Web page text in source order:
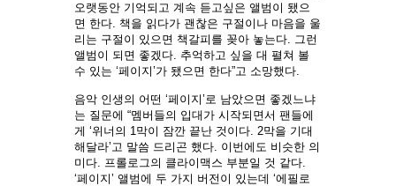
오랫동안 기억되고 계속 듣고싶은 앨범이 됐으
면 한다. 책을 읽다가 괜찮은 구절이나 마음을 울
리는 구절이 있으면 책갈피를 꽂아 놓는다. 그런
앨범이 되면 좋겠다. 추억하고 싶을 대 펼쳐 볼
수 있는 ‘페이지’가 됐으면 한다”고 소망했다.
음악 인생의 어떤 ‘페이지’로 남았으면 좋겠느냐
는 질문에 “멤버들의 입대가 시작되면서 팬들에
게 ‘위너의 1막이 잠깐 끝난 것이다. 2막을 기대
해달라’고 말씀 드리곤 했다. 이번에도 비슷한 의
미다. 프롤로그의 클라이맥스 부분일 것 같다.
‘페이지’ 앨범에 두 가지 버전이 있는데 ‘에필로